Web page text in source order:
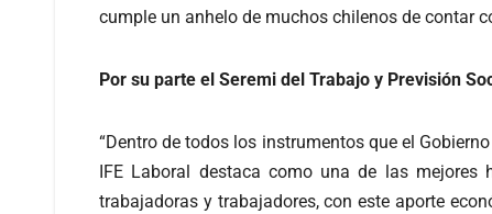
cumple un anhelo de muchos chilenos de contar
Por su parte el Seremi del Trabajo y Previsión
“Dentro de todos los instrumentos que el
IFE Laboral destaca como una de las
trabajadoras y trabajadores, con este aporte